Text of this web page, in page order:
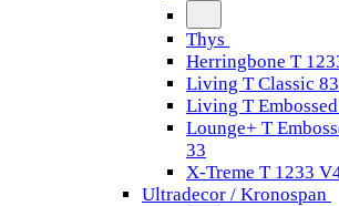
Thys
Herringbone T
Living T Classic
Living T
Lounge+ T
33
X-Treme T 1233
Ultradecor / Kronospan